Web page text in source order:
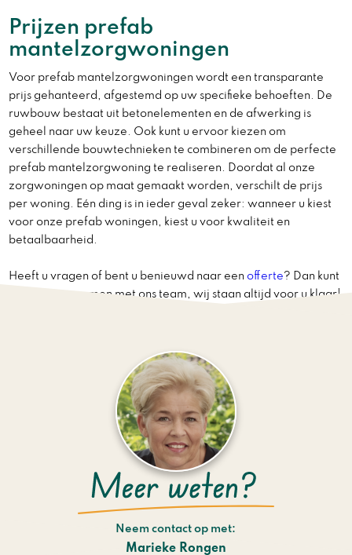
Prijzen prefab
mantelzorgwoningen
Voor prefab mantelzorgwoningen wordt een transparante
prijs gehanteerd, afgestemd op uw specifieke behoeften. De
ruwbouw bestaat uit betonelementen en de afwerking is
geheel naar uw keuze. Ook kunt u ervoor kiezen om
verschillende bouwtechnieken te combineren om de perfecte
prefab mantelzorgwoning te realiseren. Doordat al onze
zorgwoningen op maat gemaakt worden, verschilt de prijs
per woning. Eén ding is in ieder geval zeker: wanneer u kiest
voor onze prefab woningen, kiest u voor kwaliteit en
betaalbaarheid.
Heeft u vragen of bent u benieuwd naar een offerte? Dan kunt
op nemen met ons team, wij staan altijd voor u klaar!
Neem contact op met:
Marieke Rongen